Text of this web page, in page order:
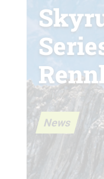
News